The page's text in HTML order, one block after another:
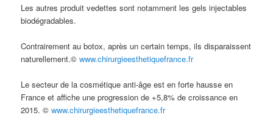
Les autres produit vedettes sont notamment les gels injectables
biodégradables.
Contrairement au botox, après un certain temps, ils disparaissent
naturellement.©www.chirurgieesthetiquefrance.fr
Le secteur de la cosmétique anti-âge est en forte hausse en
France et affiche une progression de +5,8% de croissance en
2015. ©www.chirurgieesthetiquefrance.fr